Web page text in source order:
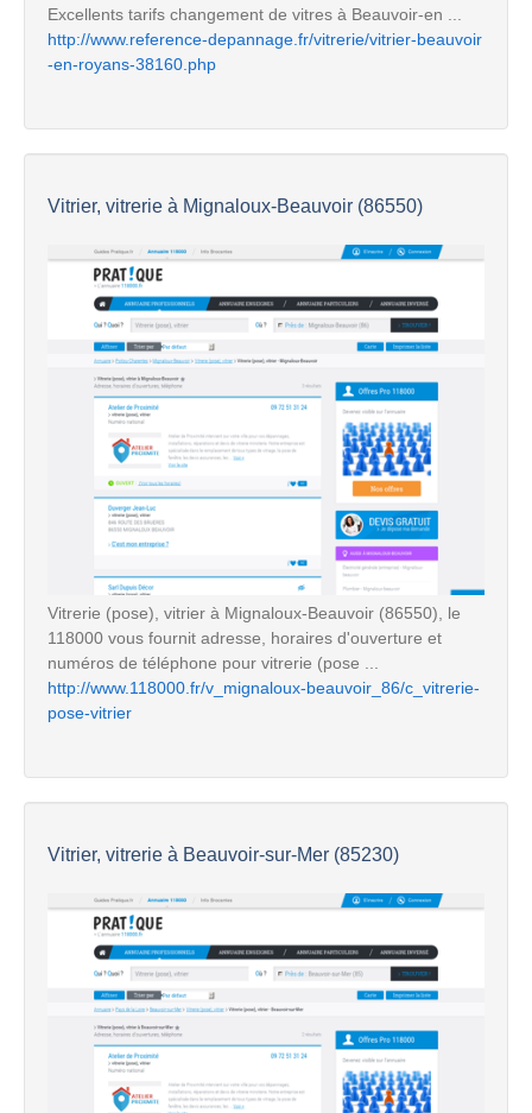
Excellents tarifs changement de vitres à Beauvoir-en ...
http://www.reference-depannage.fr/vitrerie/vitrier-beauvoir
-en-royans-38160.php
Vitrier, vitrerie à Mignaloux-Beauvoir (86550)
Vitrerie (pose), vitrier à Mignaloux-Beauvoir (86550), le
118000 vous fournit adresse, horaires d'ouverture et
numéros de téléphone pour vitrerie (pose ...
http://www.118000.fr/v_mignaloux-beauvoir_86/c_vitrerie-
pose-vitrier
Vitrier, vitrerie à Beauvoir-sur-Mer (85230)